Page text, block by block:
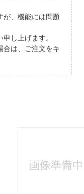
が、機能には問題
し上げます。
合は、ご注文をキ